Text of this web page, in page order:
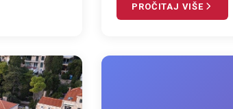
PROČITAJ VIŠE